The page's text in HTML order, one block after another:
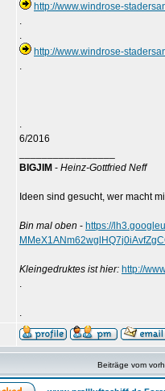
http://www.windrose-
.
.
http://www.windrose-
.
.
6/2016
BIGJIM - Heinz-Gottfried Neff
Ideen sind gesucht, wer macht
Bin mal oben - https://
Kleingedruktes ist hier: http://
.
.
Beiträge vom